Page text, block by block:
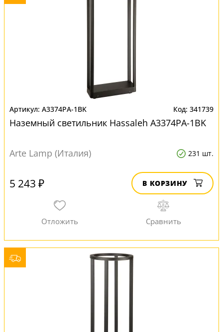
A3374PA-1BK 341739
Наземный светильник Hassaleh A3374PA-1BK
Arte Lamp (Италия) 231 шт.
5 243 ₽ В КОРЗИНУ